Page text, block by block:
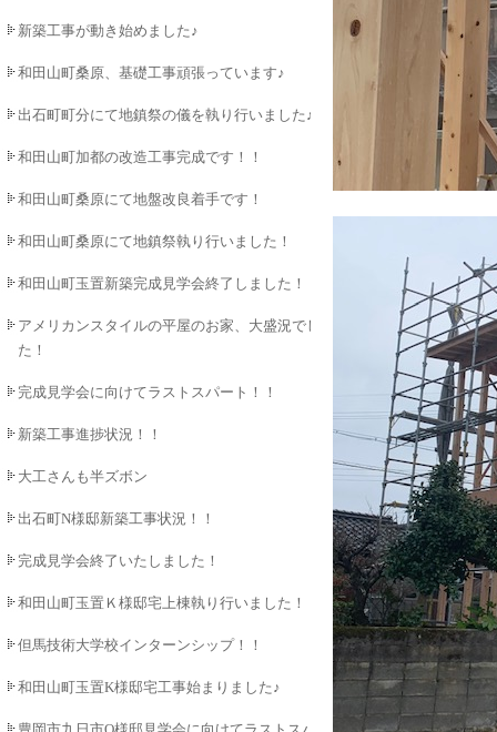
新築工事が動き始めました♪
和田山町桑原、基礎工事頑張っています♪
出石町町分にて地鎮祭の儀を執り行いました♪
和田山町加都の改造工事完成です！！
和田山町桑原にて地盤改良着手です！
和田山町桑原にて地鎮祭執り行いました！
和田山町玉置新築完成見学会終了しました！
アメリカンスタイルの平屋のお家、大盛況でし
た！
完成見学会に向けてラストスパート！！
新築工事進捗状況！！
大工さんも半ズボン
出石町N様邸新築工事状況！！
完成見学会終了いたしました！
和田山町玉置Ｋ様邸宅上棟執り行いました！！
但馬技術大学校インターンシップ！！
和田山町玉置K様邸宅工事始まりました♪